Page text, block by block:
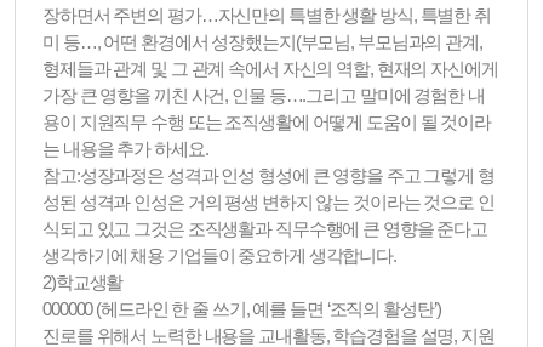
장하면서 주변의 평가…자신만의 특별한 생활 방식, 특별한 취
미 등…, 어떤 환경에서 성장했는지(부모님, 부모님과의 관계,
형제들과 관계 및 그 관계 속에서 자신의 역할, 현재의 자신에게
가장 큰 영향을 끼친 사건, 인물 등….그리고 말미에 경험한 내
용이 지원직무 수행 또는 조직생활에 어떻게 도움이 될 것이라
는 내용을 추가 하세요.
참고:성장과정은 성격과 인성 형성에 큰 영향을 주고 그렇게 형
성된 성격과 인성은 거의 평생 변하지 않는 것이라는 것으로 인
식되고 있고 그것은 조직생활과 직무수행에 큰 영향을 준다고
생각하기에 채용 기업들이 중요하게 생각합니다.
2)학교생활
000000 (헤드라인 한 줄 쓰기, 예를 들면 ‘조직의 활성탄’)
진로를 위해서 노력한 내용을 교내활동, 학습경험을 설명, 지원